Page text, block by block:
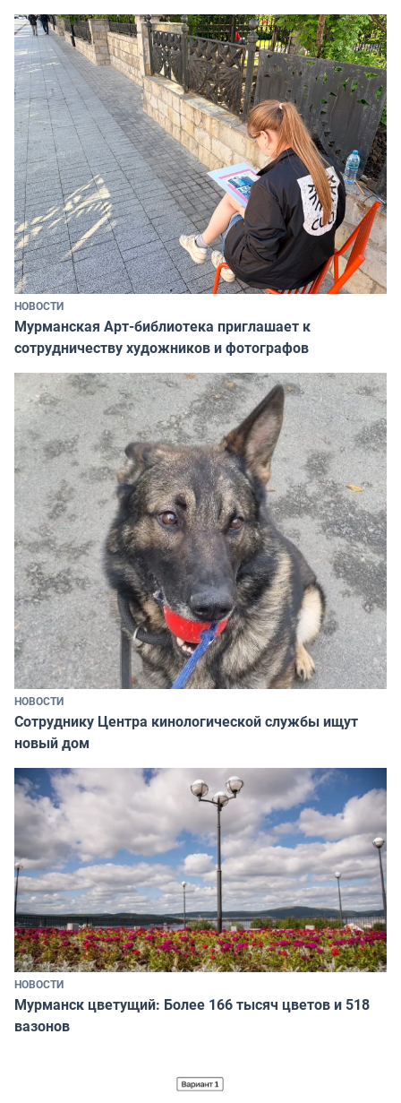
НОВОСТИ
Мурманская Арт-библиотека приглашает к
сотрудничеству художников и фотографов
НОВОСТИ
Сотруднику Центра кинологической службы ищут
новый дом
НОВОСТИ
Мурманск цветущий: Более 166 тысяч цветов и 518
вазонов